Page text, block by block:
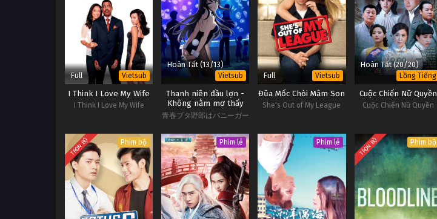
Full Vietsub
I Think I Love My Wife
I Think I Love My Wife
Hoàn Tất (13/13)
Vietsub
Thanh niên đầu lợn -
Không nằm mơ thấy
senpai thỏ
青春ブタ野郎はバニーガー
Full Vietsub
Đũa Mốc Chòi Mâm Son
She's Out of My League
Hoàn Tất (20/20)
Lồng Tiếng
Cuộc Chiến Nữ Quyền
Cuộc Chiến Nữ Quyền
TRỌN BỘ Phim bộ Phim lẻ Phim lẻ TRỌN BỘ Phim bộ